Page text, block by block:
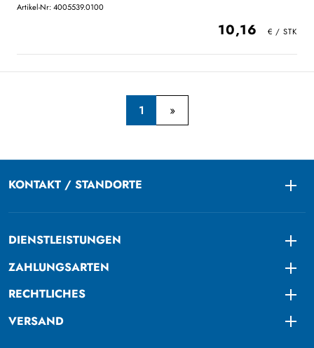
Artikel-Nr: 4005539.0100
10,16
1
KONTAKT / STANDORTE
DIENSTLEISTUNGEN
ZAHLUNGSARTEN
RECHTLICHES
VERSAND